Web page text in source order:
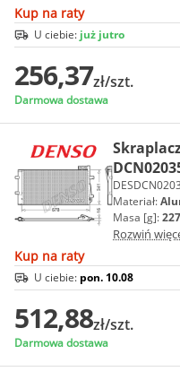
Kup na raty
U ciebie: już jutro
256,37zł/szt.
Darmowa dostawa
Materiał:
Masa [g]:
Rozwiń
Kup na raty
U ciebie: pon. 10.08
512,88zł/szt.
Darmowa dostawa